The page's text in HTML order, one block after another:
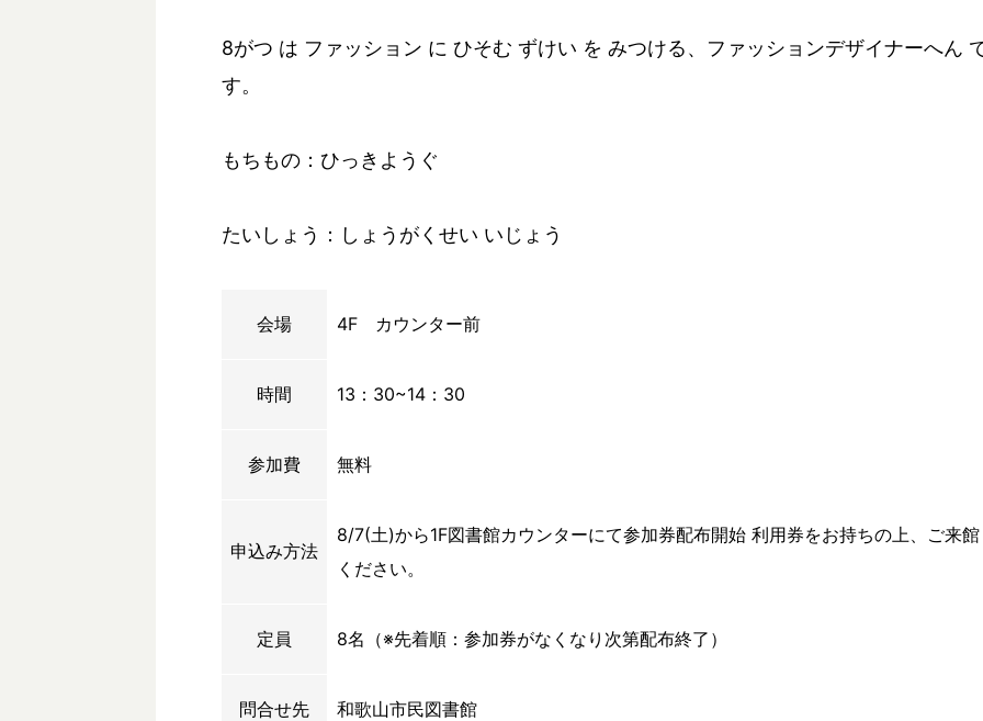
8がつ は ファッション に ひそむ ずけい を みつける、ファッションデザイナーへん
す。
もちもの：ひっきようぐ
たいしょう：しょうがくせい いじょう
会場 4F カウンター前
時間 13：30~14：30
参加費 無料
申込み方法
8/7(土)から1F図書館カウンターにて参加券配布開始 利用券をお持ちの上、ご来館
ください。
定員 8名（※先着順：参加券がなくなり次第配布終了）
問合せ先 和歌山市民図書館